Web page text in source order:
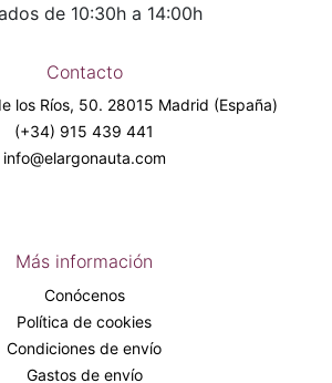
de 10:30h a 14:00h
Contacto
los Ríos, 50. 28015 Madrid (España)
(+34) 915 439 441
info@elargonauta.com
Más información
Conócenos
Política de cookies
Condiciones de envío
Gastos de envío